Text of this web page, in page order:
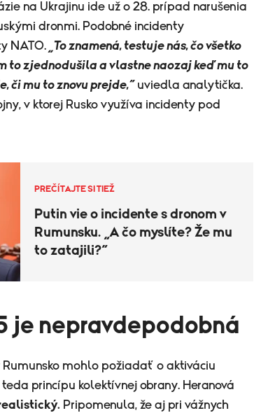
na Ukrajinu ide už o 28. prípad narušenia
dronmi. Podobné incidenty
NATO. „To znamená, testuje nás, čo všetko
to zjednodušila a vlastne naozaj keď mu to
či mu to znovu prejde,“ uviedla analytička.
v ktorej Rusko využíva incidenty pod
PREČÍTAJTE SI TIEŽ
Putin vie o incidente s dronom v
Rumunsku. „A čo myslíte? Že mu
to zatajili?“
je nepravdepodobná
mohlo požiadať o aktiváciu
princípu kolektívnej obrany. Heranová
Pripomenula, že aj pri vážnych